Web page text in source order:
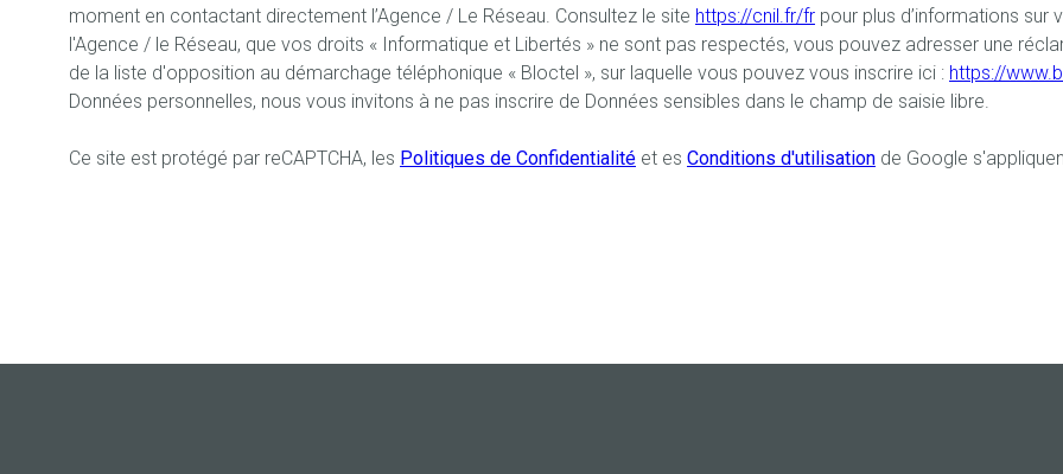
moment en contactant directement l’Agence / Le Réseau. Consultez le site https://cnil.fr/fr pour plus d’informations
l'Agence / le Réseau, que vos droits « Informatique et Libertés » ne sont pas respectés, vous pouvez adresser une
de la liste d'opposition au démarchage téléphonique « Bloctel », sur laquelle vous pouvez vous inscrire ici : https://
Données personnelles, nous vous invitons à ne pas inscrire de Données sensibles dans le champ de saisie libre.
Ce site est protégé par reCAPTCHA, les Politiques de Confidentialité et es Conditions d'utilisation de Google